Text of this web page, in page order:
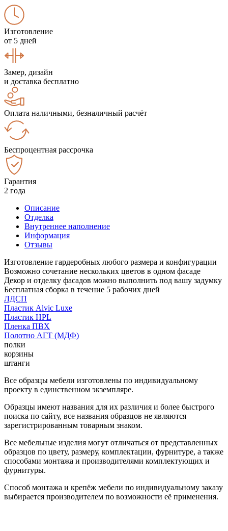
Изготовление
от 5 дней
Замер, дизайн
и доставка бесплатно
Оплата наличными, безналичный расчёт
Беспроцентная рассрочка
Гарантия
2 года
Описание
Отделка
Внутреннее наполнение
Информация
Отзывы
Изготовление гардеробных любого размера и конфигурации
Возможно сочетание нескольких цветов в одном фасаде
Декор и отделку фасадов можно выполнить под вашу задумку
Бесплатная сборка в течение 5 рабочих дней
ЛДСП
Пластик Alvic Luxe
Пластик HPL
Пленка ПВХ
Полотно АГТ (МДФ)
полки
корзины
штанги
Все образцы мебели изготовлены по индивидуальному
проекту в единственном экземпляре.
Образцы имеют названия для их различия и более быстрого
поиска по сайту, все названия образцов не являются
зарегистрированным товарным знаком.
Все мебельные изделия могут отличаться от представленных
образцов по цвету, размеру, комплектации, фурнитуре, а также
способами монтажа и производителями комплектующих и
фурнитуры.
Способ монтажа и крепёж мебели по индивидуальному заказу
выбирается производителем по возможности её применения.